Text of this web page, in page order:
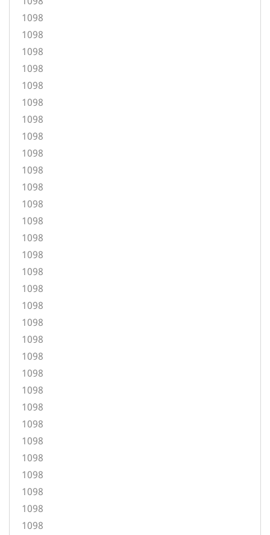
1098
1098
1098
1098
1098
1098
1098
1098
1098
1098
1098
1098
1098
1098
1098
1098
1098
1098
1098
1098
1098
1098
1098
1098
1098
1098
1098
1098
1098
1098
1098